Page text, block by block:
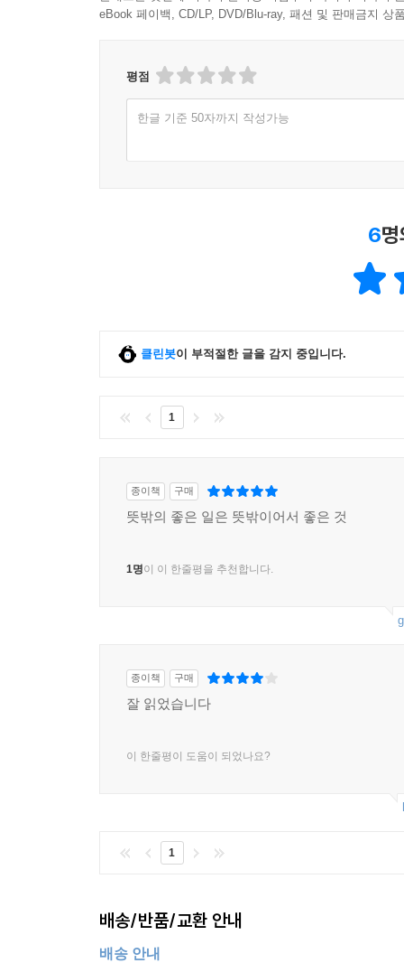
eBook 페이백, CD/LP, DVD/Blu-ray, 패션 및 판매금지 상
평점
한글 기준 50자까지 작성가능
6
클린봇이 부적절한 글을 감지 중입니다.
1
종이책 구매
뜻밖의 좋은 일은 뜻밖이어서 좋은 것
1명이 이 한줄평을 추천합니다.
종이책 구매
잘 읽었습니다
이 한줄평이 도움이 되었나요?
1
배송/반품/교환 안내
배송 안내